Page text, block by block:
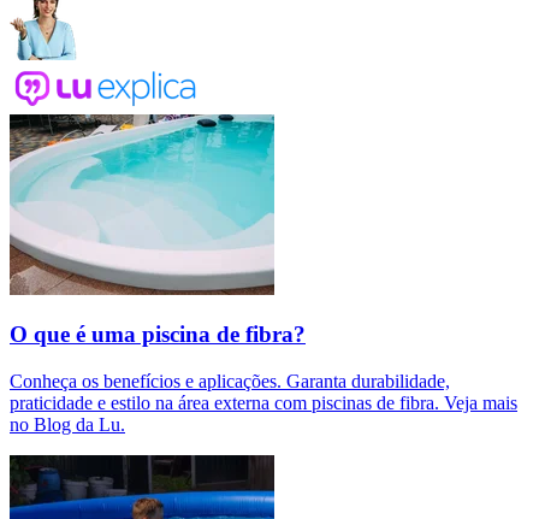
O que é uma piscina de fibra?
Conheça os benefícios e aplicações. Garanta durabilidade,
praticidade e estilo na área externa com piscinas de fibra. Veja mais
no Blog da Lu.